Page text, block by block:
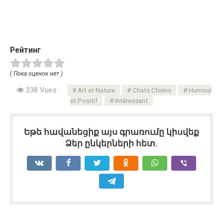
Рейтинг
( Пока оценок нет )
238 Vues : Art et Nature Chats Chiens
Humour
et Positif
Intéressant
Եթե հավանեցիք այս գրառումը կիսվեք
Ձեր ընկերների հետ.